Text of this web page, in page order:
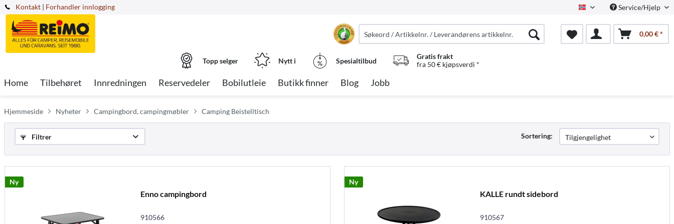
Kontakt NorwegianService/Hjelp
| Forhandler innlogging
0,00 € *
Topp selger Nytt i Spesialtilbud
Gratis frakt
fra 50 € kjøpsverdi *
Home Tilbehøret Innredningen Reservedeler Bobilutleie Butikk finner Blog Jobb
Hjemmeside Nyheter Campingbord, campingmøbler Camping Beistelltisch
Filtrer Sortering:
Ny
Enno campingbord
910566
Ny
KALLE rundt sidebord
910567